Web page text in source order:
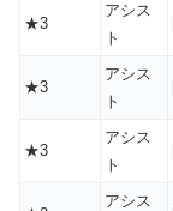
★3
アシス
ト
★3
アシス
ト
★3
アシス
ト
アシス